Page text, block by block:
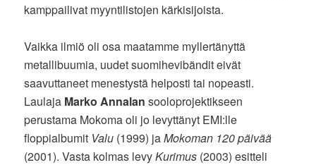
kamppailivat myyntilistojen kärkisijoista.
Vaikka ilmiö oli osa maatamme myllertänyttä
metallibuumia, uudet suomihevibändit eivät
saavuttaneet menestystä helposti tai nopeasti.
Laulaja Marko Annalan sooloprojektikseen
perustama Mokoma oli jo levyttänyt EMI:lle
floppialbumit Valu (1999) jaMokoman 120 päivää
(2001). Vasta kolmas levyKurimus (2003) esitteli